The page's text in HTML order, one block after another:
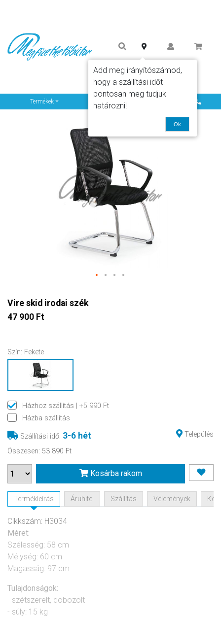
Termékek
Vire skid irodai szék
47 900 Ft
Szín: Fekete
Házhoz szállítás
| +5 990 Ft
Házba szállítás
Szállítási idő: 3-6 hét
Település
Összesen: 53 890 Ft
Kosárba rakom
Termékleírás Áruhitel Szállítás Vélemények
Cikkszám: H3034
Méret:
Szélesség: 58 cm
Mélység: 60 cm
Magasság: 97 cm
Tulajdonságok:
- szétszerelt, dobozolt
- súly: 15 kg
Add meg irányítószámod,
hogy a szállítási időt
pontosan meg tudjuk
határozni!
Ok